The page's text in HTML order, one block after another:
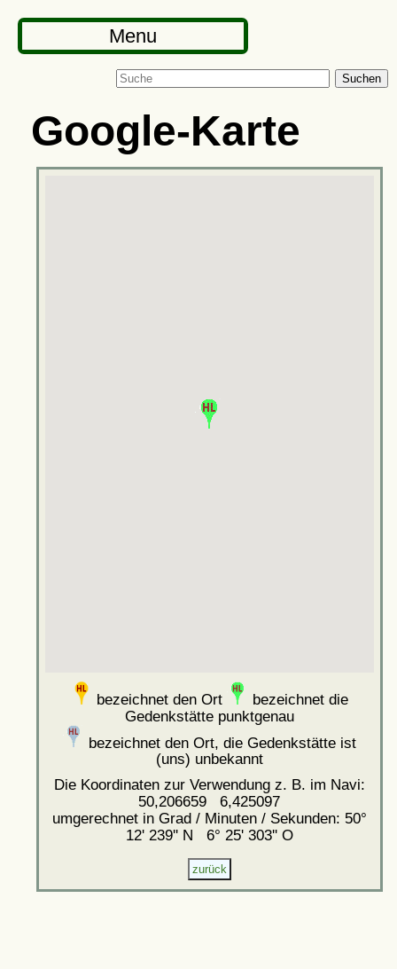
Menu
Suchen
Google-Karte
bezeichnet den Ort
bezeichnet die
Gedenkstätte punktgenau
bezeichnet den Ort, die Gedenkstätte ist
(uns) unbekannt
Die Koordinaten zur Verwendung z. B. im Navi:
50,206659 6,425097
umgerechnet in Grad / Minuten / Sekunden: 50°
12' 239'' N 6° 25' 303'' O